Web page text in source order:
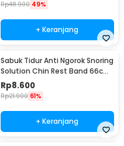
Rp48.900 49%
+ Keranjang
Sabuk Tidur Anti Ngorok Snoring
Solution Chin Rest Band 66cm
- 5582
Rp8.600
Rp21.900 61%
+ Keranjang